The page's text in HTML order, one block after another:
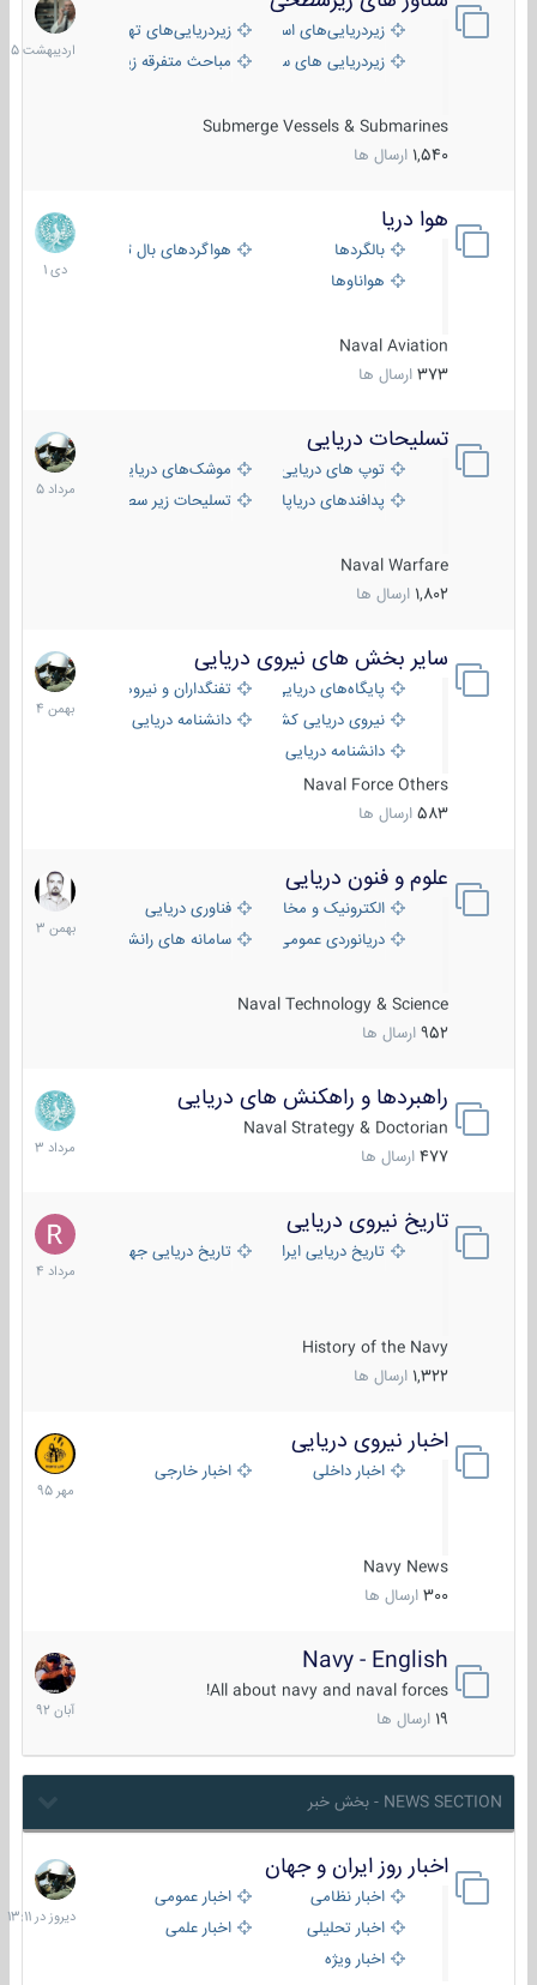
زیردریایی‌های استراتژیکزیردریایی‌های تهاجمی
زیردریایی های سبک
مباحث متفرقه زیرسطحی
Submerge Vessels & Submarines
1,540 ارسال ها
1405
هوا دریا
بالگردها
هواگردهای بال ثابت
هواناوها
Naval Aviation
373 ارسال ها
12
دی
1401
تسلیحات دریایی
توپ های دریایی
موشک‌های دریایی
پدافندهای دریاپایه
تسلیحات زیر سطحی
Naval Warfare
1,802 ارسال ها
2
مرداد
1405
سایر بخش های نیروی دریایی
پایگاه‌های دریایی
تفنگداران و نیروهای ویژه‌ی دریایی
نیروی دریایی کشورهای مختلفدانشنامه دریایی
دانشنامه دریایی کپی
Naval Force Others
583 ارسال ها
22
بهمن
1404
علوم و فنون دریایی
الکترونیک و مخابرات دریاییفناوری دریایی
دریانوردی عمومی
سامانه های رانشی دریایی
Naval Technology & Science
952 ارسال ها
6
بهمن
1403
راهبردها و راهکنش های دریایی
Naval Strategy & Doctorian
477 ارسال ها
2
مرداد
1403
تاریخ نیروی دریایی
تاریخ دریایی ایران تاریخ دریایی جهان
History of the Navy
1,322 ارسال ها
16
مرداد
1404
اخبار نیروی دریایی
اخبار داخلی اخبار خارجی
Navy News
300 ارسال ها
27
مهر
1395
Navy - English
All about navy and naval forces!
ارسال ها
22
آبان
1392
NEWS SECTION - بخش خبر
اخبار روز ایران و جهان
اخبار نظامی
اخبار عمومی
اخبار تحلیلی
اخبار علمی
اخبار ویژه
دیروز
در
13:11